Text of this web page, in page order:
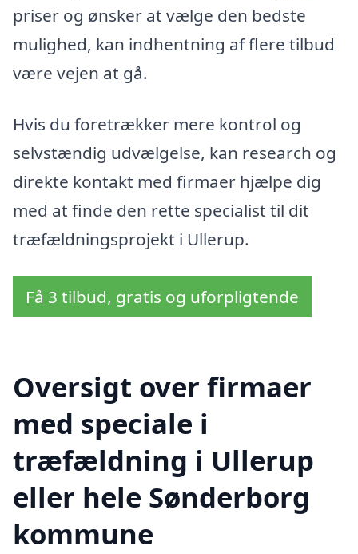
priser og ønsker at vælge den bedste
mulighed, kan indhentning af flere tilbud
være vejen at gå.
Hvis du foretrækker mere kontrol og
selvstændig udvælgelse, kan research og
direkte kontakt med firmaer hjælpe dig
med at finde den rette specialist til dit
træfældningsprojekt i Ullerup.
Få 3 tilbud, gratis og uforpligtende
Oversigt over firmaer
med speciale i
træfældning i Ullerup
eller hele Sønderborg
kommune